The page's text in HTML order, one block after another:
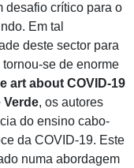
desafio crítico para o
Em tal
deste sector para
se de enorme
art about COVID-19
Verde, os autores
do ensino cabo-
da COVID-19. Este
numa abordagem